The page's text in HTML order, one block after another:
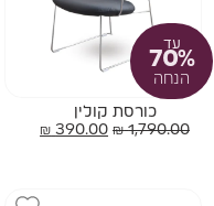
עד
70%
הנחה
כורסת קולין
1,790.00
₪
390.00
₪